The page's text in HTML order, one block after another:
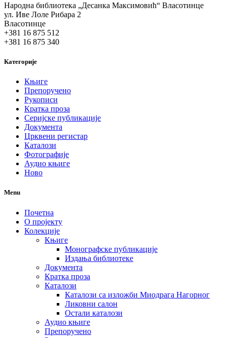
Народна библиотека „Десанка Максимовић“ Власотинце
ул. Иве Лоле Рибара 2
Власотинце
+381 16 875 512
+381 16 875 340
Категорије
Књиге
Препоручено
Рукописи
Кратка проза
Серијске публикације
Документа
Црквени регистар
Каталози
Фотографије
Аудио књиге
Ново
Menu
Почетна
О пројекту
Колекције
Књиге
Монографске публикације
Издања библиотеке
Документа
Кратка проза
Каталози
Каталози са изложби Миодрага Нагорног
Ликовни салон
Остали каталози
Аудио књиге
Препоручено